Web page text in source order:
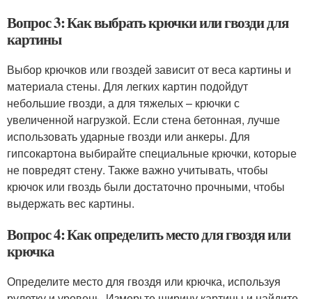
Вопрос 3: Как выбрать крючки или гвозди для
картины
Выбор крючков или гвоздей зависит от веса картины и
материала стены. Для легких картин подойдут
небольшие гвозди, а для тяжелых – крючки с
увеличенной нагрузкой. Если стена бетонная, лучше
использовать ударные гвозди или анкеры. Для
гипсокартона выбирайте специальные крючки, которые
не повредят стену. Также важно учитывать, чтобы
крючок или гвоздь были достаточно прочными, чтобы
выдержать вес картины.
Вопрос 4: Как определить место для гвоздя или
крючка
Определите место для гвоздя или крючка, используя